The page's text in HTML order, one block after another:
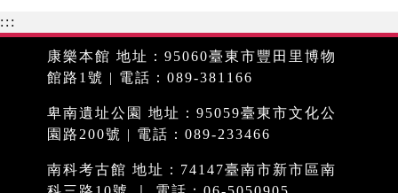
:::
康樂本館 地址：95060臺東市豐田里博物
館路1號 | 電話：089-381166
卑南遺址公園 地址：95059臺東市文化公
園路200號 | 電話：089-233466
南科考古館 地址：74147臺南市新市區南